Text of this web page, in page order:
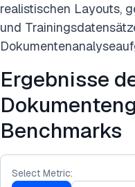
realistischen Layouts,
und
Ergebnisse
Benchmarks
Select Metric: